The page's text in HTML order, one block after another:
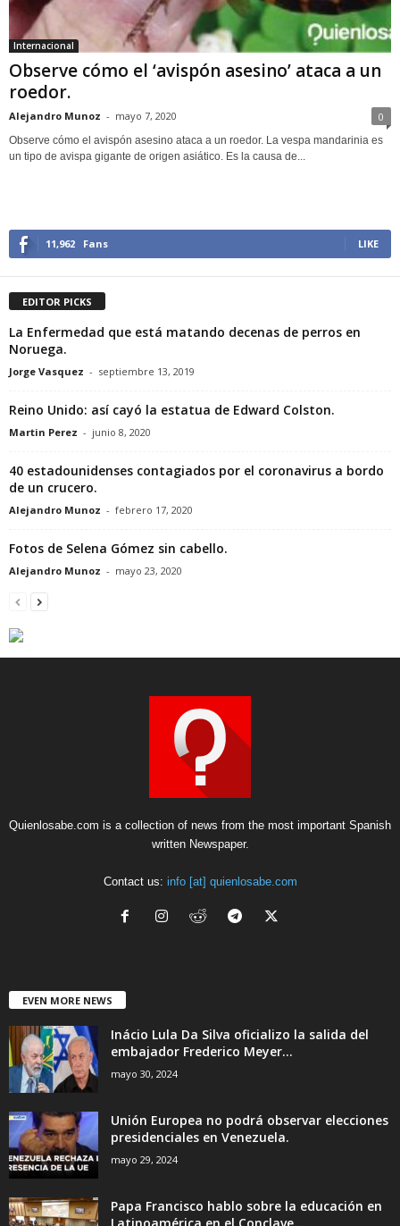
Internacional
Observe cómo el ‘avispón asesino’ ataca a un
roedor.
Alejandro Munoz - mayo 7, 2020 0
Observe cómo el avispón asesino ataca a un roedor. La vespa mandarinia es
un tipo de avispa gigante de origen asiático. Es la causa de...
11,962 Fans LIKE
EDITOR PICKS
La Enfermedad que está matando decenas de perros en
Noruega.
Jorge Vasquez - septiembre 13, 2019
Reino Unido: así cayó la estatua de Edward Colston.
Martin Perez - junio 8, 2020
40 estadounidenses contagiados por el coronavirus a bordo
de un crucero.
Alejandro Munoz - febrero 17, 2020
Fotos de Selena Gómez sin cabello.
Alejandro Munoz - mayo 23, 2020
Quienlosabe.com is a collection of news from the most important Spanish
written Newspaper.
Contact us: info [at] quienlosabe.com
EVEN MORE NEWS
Inácio Lula Da Silva oficializo la salida del
embajador Frederico Meyer...
mayo 30, 2024
Unión Europea no podrá observar elecciones
presidenciales en Venezuela.
mayo 29, 2024
Papa Francisco hablo sobre la educación en
Latinoamérica en el Conclave....